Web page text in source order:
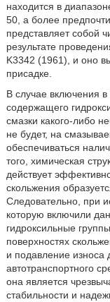
находится в
50, а более
представляет собой
результате
K3342 (1961), и оно
присадке.
В случае включения в
содержащего
смазки какого-либо
не будет, на
обеспечиваться
того, химическая
действует
скольжения
Следовательно, при
которую включили
гидроксильные
поверхностях
и подавление
автотранспортного
она является
стабильности и